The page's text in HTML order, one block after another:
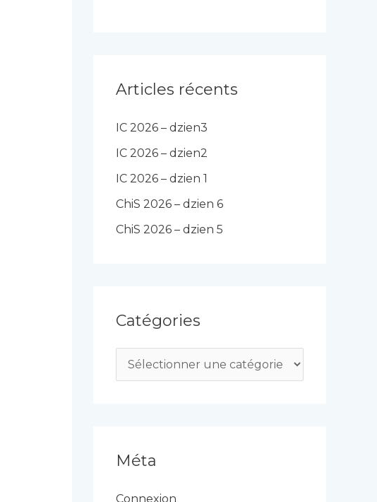
Articles récents
IC 2026 – dzien3
IC 2026 – dzien2
IC 2026 – dzien 1
ChiS 2026 – dzien 6
ChiS 2026 – dzien 5
Catégories
a
r
Méta
Connexion